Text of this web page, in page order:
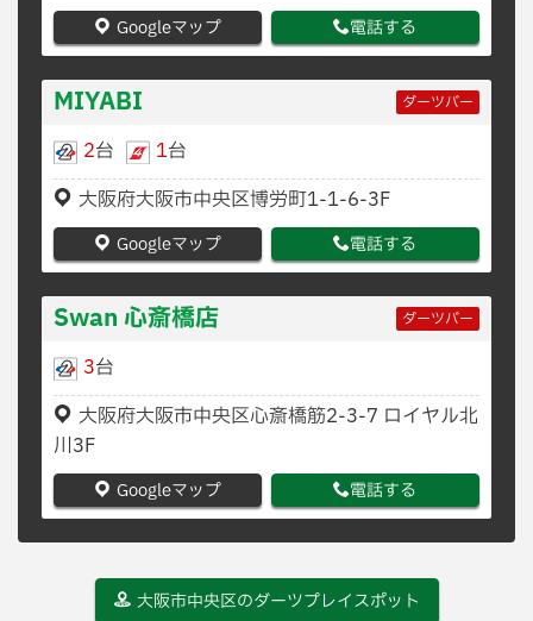
Googleマップ 電話する
MIYABI ダーツバー
2台 1台
大阪府大阪市中央区博労町1-1-6-3F
Googleマップ 電話する
Swan 心斎橋店 ダーツバー
3台
大阪府大阪市中央区心斎橋筋2-3-7 ロイヤル北
川3F
Googleマップ 電話する
大阪市中央区のダーツプレイスポット